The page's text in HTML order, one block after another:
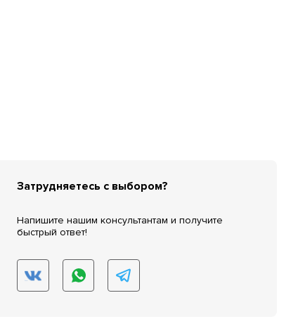
Затрудняетесь с выбором?
Напишите нашим консультантам и получите
быстрый ответ!